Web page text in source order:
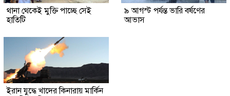
থানা থেকেই মুক্তি পাচ্ছে সেই
হাতিটি
৯ আগস্ট পর্যন্ত ভারি বর্ষণের
আভাস
ইরান যুদ্ধে খাদের কিনারায় মার্কিন